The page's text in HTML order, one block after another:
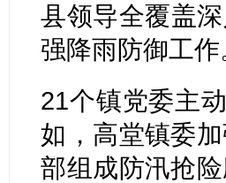
县领导全覆盖
强降雨防御工作
21个镇党委主
如，高堂镇委
部组成防汛抢